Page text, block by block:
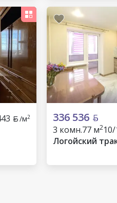
/м2 336 536
3 комн.77 м2
Логойский